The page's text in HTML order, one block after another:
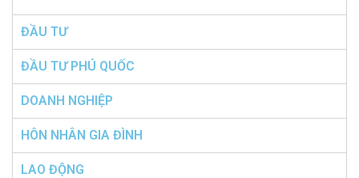
ĐẦU TƯ
ĐẦU TƯ PHÚ QUỐC
DOANH NGHIỆP
HÔN NHÂN GIA ĐÌNH
LAO ĐỘNG